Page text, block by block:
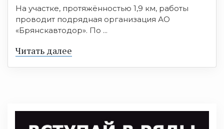
На участке, протяжённостью 1,9 км, работы
проводит подрядная организация АО
«Брянскавтодор». По ...
Читать далее